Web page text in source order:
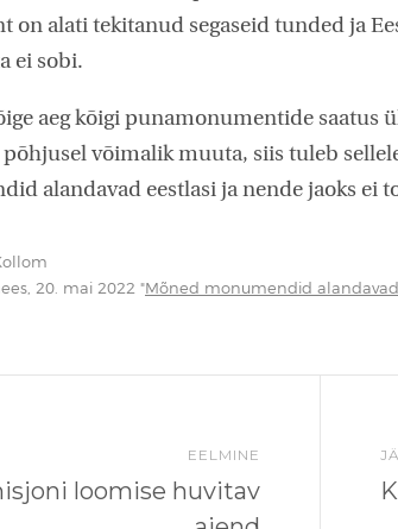
on alati tekitanud segaseid tunded ja
ei sobi.
aeg kõigi punamonumentide saatus
võimalik muuta, siis tuleb
alandavad eestlasi ja nende jaoks ei
20. mai 2022 "Mõned monumendid
EELMINE
loomise huvitav